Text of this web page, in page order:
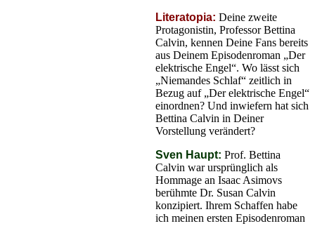
Literatopia: Deine zweite
Protagonistin, Professor Bettina
Calvin, kennen Deine Fans bereits
aus Deinem Episodenroman „Der
elektrische Engel“. Wo lässt sich
„Niemandes Schlaf“ zeitlich in
Bezug auf „Der elektrische Engel“
einordnen? Und inwiefern hat sich
Bettina Calvin in Deiner
Vorstellung verändert?
Sven Haupt: Prof. Bettina
Calvin war ursprünglich als
Hommage an Isaac Asimovs
berühmte Dr. Susan Calvin
konzipiert. Ihrem Schaffen habe
ich meinen ersten Episodenroman